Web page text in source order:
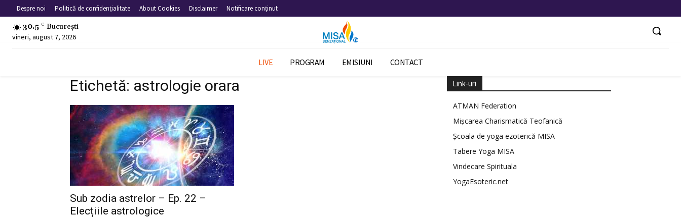
Despre noi Politică de confidențialitate About Cookies Disclaimer Notificare conținut
30.5 C București
vineri, august 7, 2026
LIVE PROGRAM EMISIUNI CONTACT
Etichetă: astrologie orara
Sub zodia astrelor – Ep. 22 –
Elecțiile astrologice
Link-uri
ATMAN Federation
Mișcarea Charismatică Teofanică
Școala de yoga ezoterică MISA
Tabere Yoga MISA
Vindecare Spirituala
YogaEsoteric.net